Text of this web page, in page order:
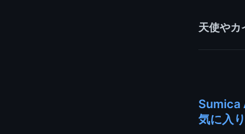
天使やカ
Sumica
気に入